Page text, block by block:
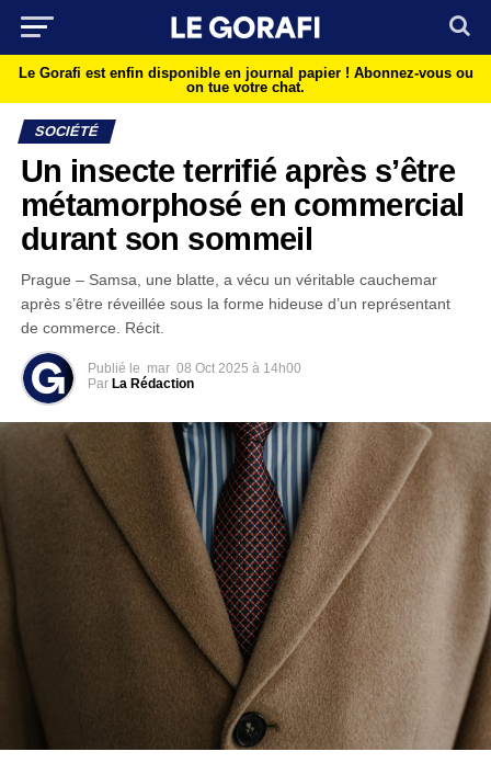
Le Gorafi est enfin disponible en journal papier ! Abonnez-vous ou
on tue votre chat.
SOCIÉTÉ
Un insecte terrifié après s’être
métamorphosé en commercial
durant son sommeil
Prague – Samsa, une blatte, a vécu un véritable cauchemar
après s’être réveillée sous la forme hideuse d’un représentant
de commerce. Récit.
Publié le mar 08 Oct 2025 à 14h00
Par La Rédaction